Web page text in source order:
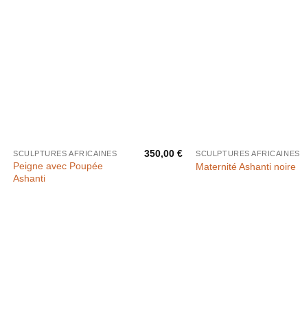
SCULPTURES AFRICAINES
Peigne avec Poupée
Ashanti
350,00 € SCULPTURES AFRICAINES
Maternité Ashanti noire